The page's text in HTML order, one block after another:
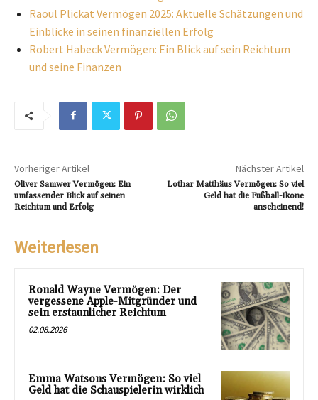
Raoul Plickat Vermögen 2025: Aktuelle Schätzungen und
Einblicke in seinen finanziellen Erfolg
Robert Habeck Vermögen: Ein Blick auf sein Reichtum
und seine Finanzen
Vorheriger Artikel
Oliver Samwer Vermögen: Ein
umfassender Blick auf seinen
Reichtum und Erfolg
Nächster Artikel
Lothar Matthäus Vermögen: So viel
Geld hat die Fußball-Ikone
anscheinend!
Weiterlesen
Ronald Wayne Vermögen: Der
vergessene Apple-Mitgründer und
sein erstaunlicher Reichtum
02.08.2026
Emma Watsons Vermögen: So viel
Geld hat die Schauspielerin wirklich